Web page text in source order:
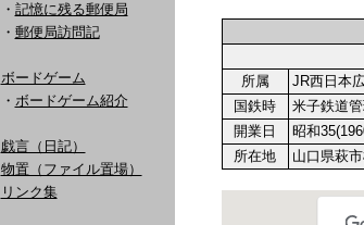
・ 記憶に残る郵便局
・ 郵便局訪問記
ボードゲーム
・ ボードゲーム紹介
戯言（日記）
物置（ファイル置場）
リンク集
所属
JR西日本
国鉄時
米子鉄道
開業日
昭和
所在地
山口県萩